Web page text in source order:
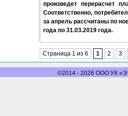
произведет перерасчет
Соответственно,
за апрель рассчитаны по
года по 31.03.2019 года.
Страница 1 из 6 1 2 3
©2014 - 2026 ООО УК